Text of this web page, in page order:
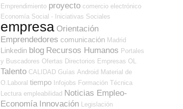
Emprendimiento proyecto comercio electrónico
Economía Social - Iniciativas Sociales
empresa Orientación
Emprendedores comunicación Madrid
Linkedin blog Recursos Humanos Portales
y Buscadores Ofertas Directorios Empresas OL
Talento CALIDAD Guías Android Material de
O.Laboral tiempo Infojobs Formación Técnica
Lectura empleabilidad Noticias Empleo-
Economía Innovación Legislación